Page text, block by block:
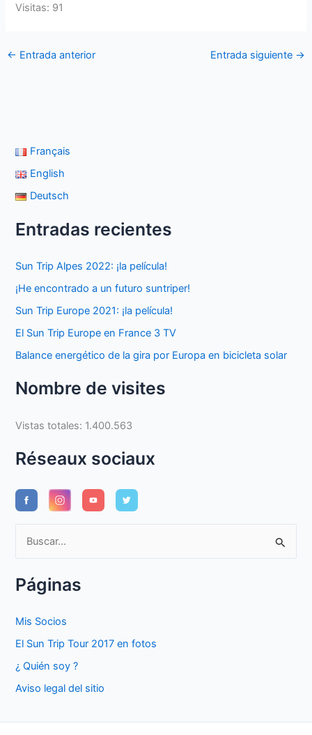
Visitas: 91
← Entrada anterior Entrada siguiente →
Français
English
Deutsch
Entradas recientes
Sun Trip Alpes 2022: ¡la película!
¡He encontrado a un futuro suntriper!
Sun Trip Europe 2021: ¡la película!
El Sun Trip Europe en France 3 TV
Balance energético de la gira por Europa en bicicleta solar
Nombre de visites
Vistas totales: 1.400.563
Réseaux sociaux
c
o
r
Páginas
Mis Socios
El Sun Trip Tour 2017 en fotos
¿ Quién soy ?
Aviso legal del sitio